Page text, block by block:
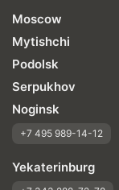
Moscow
Mytishchi
Podolsk
Serpukhov
Noginsk
+7 495 989-14-12
Yekaterinburg